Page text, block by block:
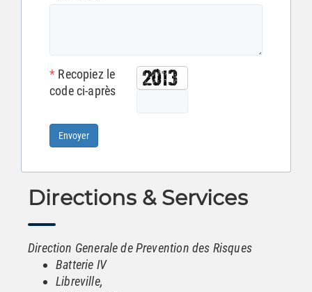
* Recopiez le
code ci-après
Envoyer
Directions & Services
Direction Generale de Prevention des Risques
Batterie IV
Libreville,